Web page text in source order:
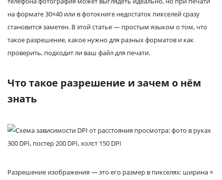
на формате 30×40 или в фотокниге недостаток пикселей сразу
становится заметен. В этой статье — простым языком о том, что
такое разрешение, какое нужно для разных форматов и как
проверить, подходит ли ваш файл для печати.
Что такое разрешение и зачем о нём
знать
Разрешение изображения — это его размер в пикселях: ширина ×